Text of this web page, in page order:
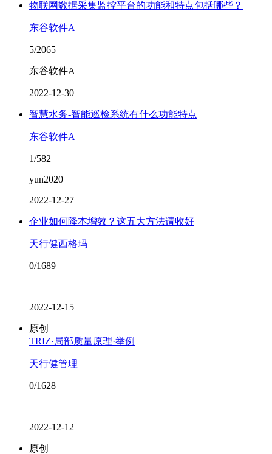
物联网数据采集监控平台的功能和特点包括哪些？
东谷软件A
5/2065
东谷软件A
2022-12-30
智慧水务-智能巡检系统有什么功能特点
东谷软件A
1/582
yun2020
2022-12-27
企业如何降本增效？这五大方法请收好
天行健西格玛
0/1689
2022-12-15
原创
TRIZ·局部质量原理·举例
天行健管理
0/1628
2022-12-12
原创